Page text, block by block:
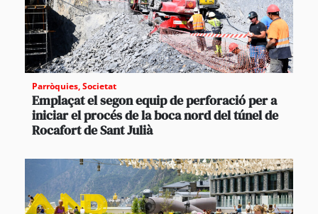
Parròquies,Societat
Emplaçat el segon equip de perforació per a
iniciar el procés de la boca nord del túnel de
Rocafort de Sant Julià